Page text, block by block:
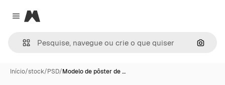
Close menu
Magnific
Início/stock/PSD/Modelo de pôster de …